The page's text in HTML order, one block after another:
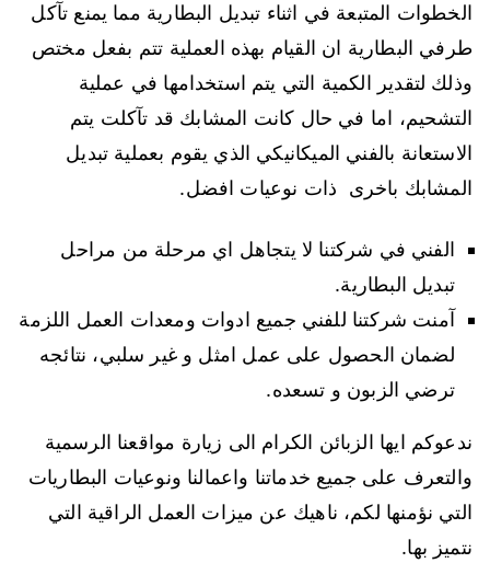
الخطوات المتبعة في اثناء تبديل البطارية مما يمنع تآكل
طرفي البطارية ان القيام بهذه العملية تتم بفعل مختص
وذلك لتقدير الكمية التي يتم استخدامها في عملية
التشحيم، اما في حال كانت المشابك قد تآكلت يتم
الاستعانة بالفني الميكانيكي الذي يقوم بعملية تبديل
المشابك باخرى ذات نوعيات افضل.
الفني في شركتنا لا يتجاهل اي مرحلة من مراحل
تبديل البطارية.
آمنت شركتنا للفني جميع ادوات ومعدات العمل اللزمة
لضمان الحصول على عمل امثل و غير سلبي، نتائجه
ترضي الزبون و تسعده.
ندعوكم ايها الزبائن الكرام الى زيارة مواقعنا الرسمية
والتعرف على جميع خدماتنا واعمالنا ونوعيات البطاريات
التي نؤمنها لكم، ناهيك عن ميزات العمل الراقية التي
نتميز بها.